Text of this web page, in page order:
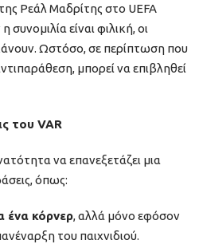
Ρεάλ Μαδρίτης στο UEFA
είναι φιλική, οι
Ωστόσο, σε περίπτωση που
μπορεί να επιβληθεί
του VAR
να επανεξετάζει μια
όπως:
ένα κόρνερ, αλλά μόνο εφόσον
του παιχνιδιού.